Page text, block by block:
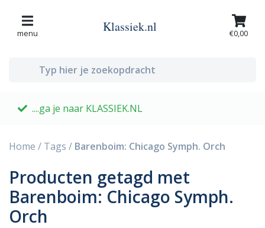
menu Klassiek.nl €0,00
....ga je naar KLASSIEK.NL
Home / Tags / Barenboim: Chicago Symph. Orch
Producten getagd met
Barenboim: Chicago Symph.
Orch